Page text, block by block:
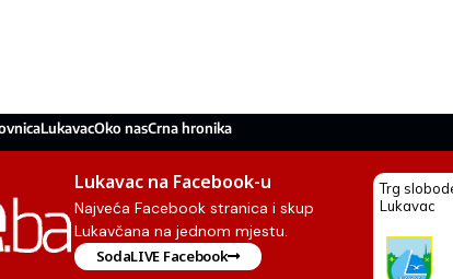
LukavacOko nasCrna hronika
Lukavac na Facebook-u
Najveća Facebook stranica i skup
Lukavčana na jednom mjestu.
SodaLIVE Facebook